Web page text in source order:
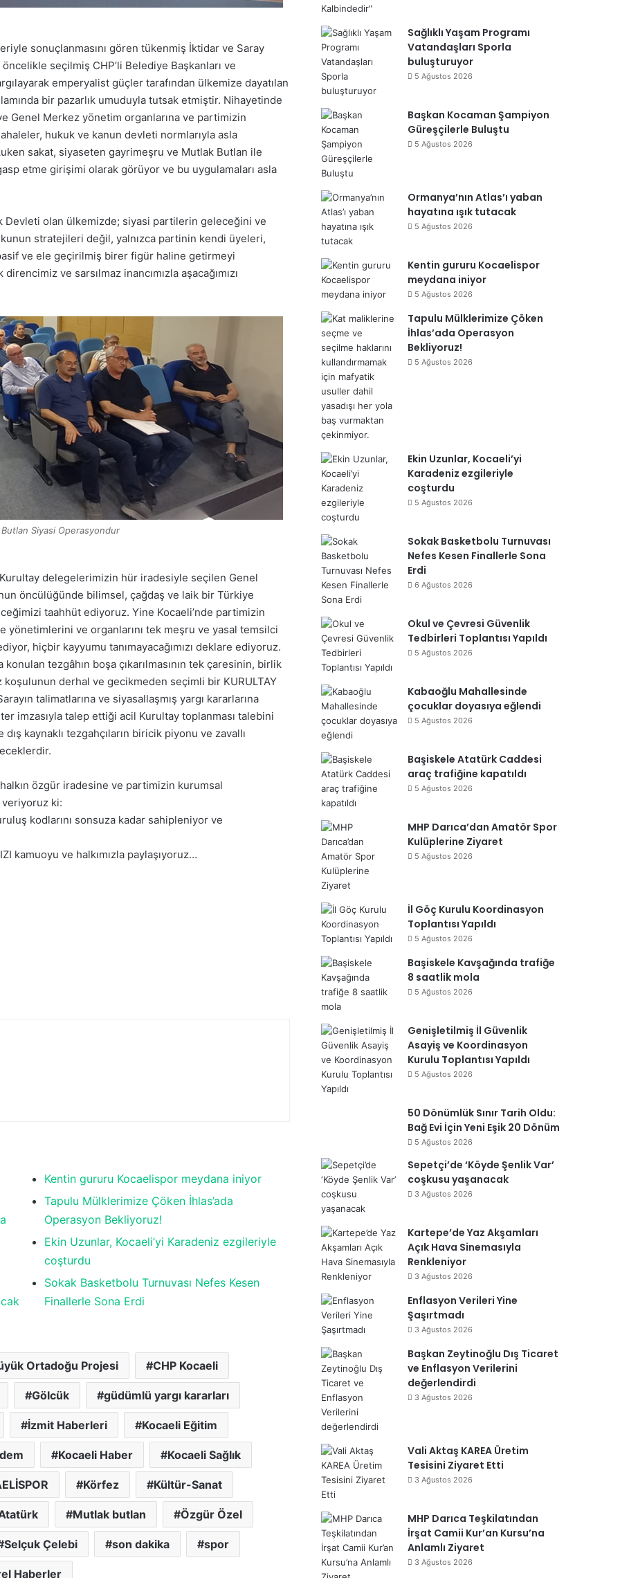
sonuçlanmasını gören tükenmiş İktidar ve Saray
seçilmiş CHP’li Belediye Başkanları ve
emperyalist güçler tarafından ülkemize dayatılan
bir pazarlık umuduyla tutsak etmiştir. Nihayetinde
Genel Merkez yönetim organlarına ve partimizin
hukuk ve kanun devleti normlarıyla asla
sakat, siyaseten gayrimeşru ve Mutlak Butlan ile
etme girişimi olarak görüyor ve bu uygulamaları asla
Devleti olan ülkemizde; siyasi partilerin geleceğini ve
stratejileri değil, yalnızca partinin kendi üyeleri,
ve ele geçirilmiş birer figür haline getirmeyi
ve sarsılmaz inancımızla aşacağımızı
Siyasi Operasyondur
delegelerimizin hür iradesiyle seçilen Genel
öncülüğünde bilimsel, çağdaş ve laik bir Türkiye
taahhüt ediyoruz. Yine Kocaeli’nde partimizin
yönetimlerini ve organlarını tek meşru ve yasal temsilci
hiçbir kayyumu tanımayacağımızı deklare ediyoruz.
tezgâhın boşa çıkarılmasının tek çaresinin, birlik
derhal ve gecikmeden seçimli bir KURULTAY
talimatlarına ve siyasallaşmış yargı kararlarına
imzasıyla talep ettiği acil Kurultay toplanması talebini
kaynaklı tezgahçıların biricik piyonu ve zavallı
özgür iradesine ve partimizin kurumsal
veriyoruz ki:
kodlarını sonsuza kadar sahipleniyor ve
kamuoyu ve halkımızla paylaşıyoruz…
Kentin gururu Kocaelispor meydana iniyor
Tapulu Mülklerimize Çöken İhlas’ada
Operasyon Bekliyoruz!
Ekin Uzunlar, Kocaeli’yi Karadeniz ezgileriyle
coşturdu
Sokak Basketbolu Turnuvası Nefes Kesen
Finallerle Sona Erdi
Ortadoğu Projesi CHP Kocaeli
Gölcük güdümlü yargı kararları
İzmit Haberleri Kocaeli Eğitim
Kocaeli Haber Kocaeli Sağlık
Körfez Kültür-Sanat
Mutlak butlan Özgür Özel
Selçuk Çelebi son dakika spor
Haberler
Sağlıklı Yaşam Programı
Vatandaşları Sporla
buluşturuyor
5 Ağustos 2026
Başkan Kocaman Şampiyon
Güreşçilerle Buluştu
5 Ağustos 2026
Ormanya’nın Atlas’ı yaban
hayatına ışık tutacak
5 Ağustos 2026
Kentin gururu Kocaelispor
meydana iniyor
5 Ağustos 2026
Tapulu Mülklerimize Çöken
İhlas’ada Operasyon
Bekliyoruz!
5 Ağustos 2026
Ekin Uzunlar, Kocaeli’yi
Karadeniz ezgileriyle
coşturdu
5 Ağustos 2026
Sokak Basketbolu Turnuvası
Nefes Kesen Finallerle Sona
Erdi
6 Ağustos 2026
Okul ve Çevresi Güvenlik
Tedbirleri Toplantısı Yapıldı
5 Ağustos 2026
Kabaoğlu Mahallesinde
çocuklar doyasıya eğlendi
5 Ağustos 2026
Başiskele Atatürk Caddesi
araç trafiğine kapatıldı
5 Ağustos 2026
MHP Darıca’dan Amatör Spor
Kulüplerine Ziyaret
5 Ağustos 2026
İl Göç Kurulu Koordinasyon
Toplantısı Yapıldı
5 Ağustos 2026
Başiskele Kavşağında trafiğe
8 saatlik mola
5 Ağustos 2026
Genişletilmiş İl Güvenlik
Asayiş ve Koordinasyon
Kurulu Toplantısı Yapıldı
5 Ağustos 2026
50 Dönümlük Sınır Tarih Oldu:
Bağ Evi İçin Yeni Eşik 20 Dönüm
5 Ağustos 2026
Sepetçi’de ‘Köyde Şenlik Var’
coşkusu yaşanacak
3 Ağustos 2026
Kartepe’de Yaz Akşamları
Açık Hava Sinemasıyla
Renkleniyor
3 Ağustos 2026
Enflasyon Verileri Yine
Şaşırtmadı
3 Ağustos 2026
Başkan Zeytinoğlu Dış Ticaret
ve Enflasyon Verilerini
değerlendirdi
3 Ağustos 2026
Vali Aktaş KAREA Üretim
Tesisini Ziyaret Etti
3 Ağustos 2026
MHP Darıca Teşkilatından
İrşat Camii Kur’an Kursu’na
Anlamlı Ziyaret
3 Ağustos 2026